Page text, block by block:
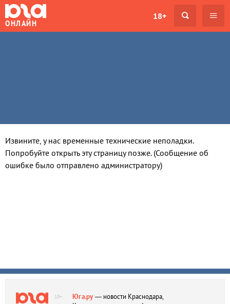
ОНЛАЙН
18+
Извините, у нас временные технические неполадки.
Попробуйте открыть эту страницу позже. (Сообщение об
ошибке было отправлено администратору)
18+ Юга.ру— новости Краснодара,